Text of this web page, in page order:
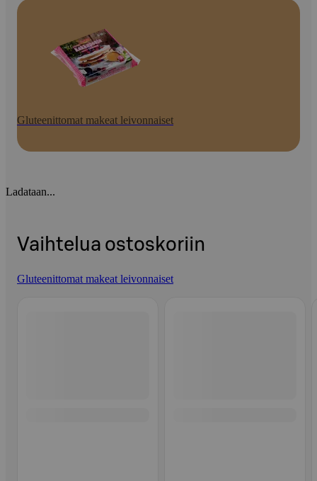
Gluteenittomat makeat leivonnaiset
Ladataan...
Vaihtelua ostoskoriin
Gluteenittomat makeat leivonnaiset